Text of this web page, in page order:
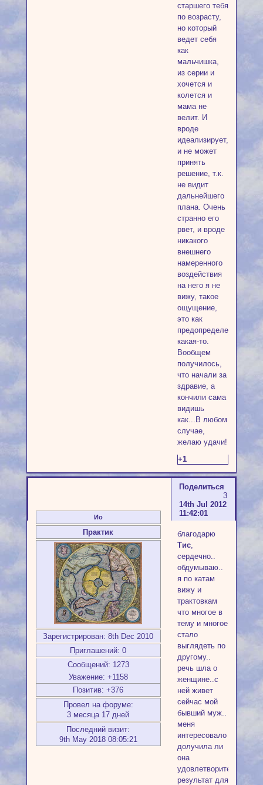
старшего тебя
по возрасту,
но который
ведет себя
как
мальчишка,
из серии и
хочется и
колется и
мама не
велит. И
вроде
идеализирует,
и не может
принять
решение, т.к.
не видит
дальнейшего
плана. Очень
странно его
рвет, и вроде
никакого
внешнего
намеренного
воздействия
на него я не
вижу, такое
ощущение,
это как
предопределенность
какая-то.
Вообщем
получилось,
что начали за
здравие, а
кончили сама
видишь
как...В любом
случае,
желаю удачи!
+1
Поделиться
3
14th Jul 2012
11:42:01
Ио
Практик
Зарегистрирован: 8th Dec 2010
Приглашений: 0
Сообщений: 1273
Уважение: +1158
Позитив: +376
Провел на форуме:
3 месяца 17 дней
Последний визит:
9th May 2018 08:05:21
благодарю
Тис,
сердечно..
обдумываю..
я по катам
вижу и
трактовкам
что многое в
тему и многое
стало
выглядеть по
другому..
речь шла о
женщине..с
ней живет
сейчас мой
бывший муж..
меня
интересовало
долучила ли
она
удовлетворительный
результат для